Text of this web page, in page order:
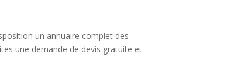
un annuaire complet des
une demande de devis gratuite et